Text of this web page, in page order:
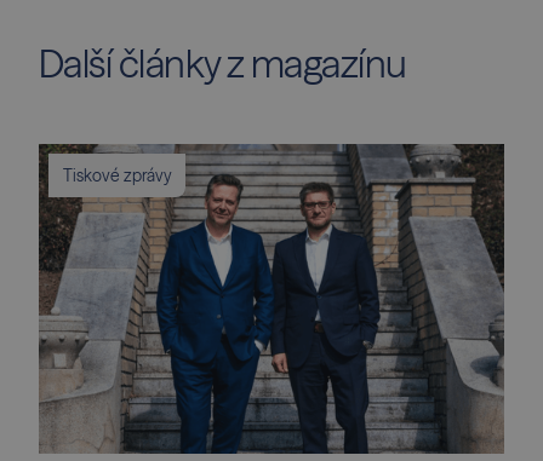
Další články z magazínu
Tiskové zprávy